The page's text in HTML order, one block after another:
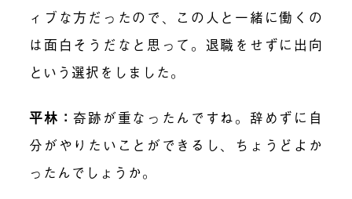
ィブな方だったので、この人と一緒に働くの
は面白そうだなと思って。退職をせずに出向
という選択をしました。
平林：奇跡が重なったんですね。辞めずに自
分がやりたいことができるし、ちょうどよか
ったんでしょうか。